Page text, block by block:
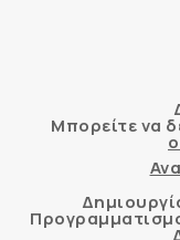
Μπορείτε να